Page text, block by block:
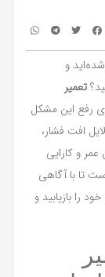
و
تعمیر
رفع این مشکل
افت فشار،
و کارایی
تا با آگاهی
را بازیابید و